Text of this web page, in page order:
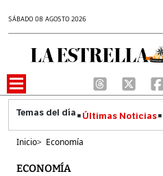
SÁBADO 08 AGOSTO 2026
Últimas Noticias
Inicio> Economía
ECONOMÍA